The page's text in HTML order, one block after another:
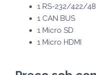
1 RS-232/422/
1 CAN BUS
1 Micro SD
1 Micro HDMI